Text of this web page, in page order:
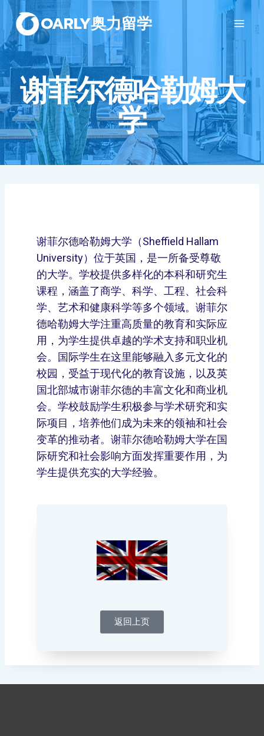
OARLY奥力留学
谢菲尔德哈勒姆大
学
谢菲尔德哈勒姆大学（Sheffield Hallam
University）位于英国，是一所备受尊敬
的大学。学校提供多样化的本科和研究生
课程，涵盖了商学、科学、工程、社会科
学、艺术和健康科学等多个领域。谢菲尔
德哈勒姆大学注重高质量的教育和实际应
用，为学生提供卓越的学术支持和职业机
会。国际学生在这里能够融入多元文化的
校园，受益于现代化的教育设施，以及英
国北部城市谢菲尔德的丰富文化和商业机
会。学校鼓励学生积极参与学术研究和实
际项目，培养他们成为未来的领袖和社会
变革的推动者。谢菲尔德哈勒姆大学在国
际研究和社会影响方面发挥重要作用，为
学生提供充实的大学经验。
返回上页